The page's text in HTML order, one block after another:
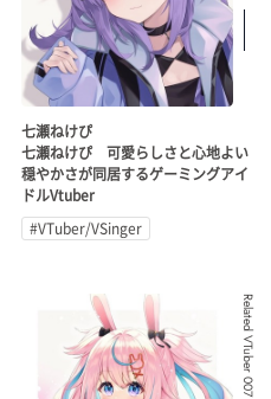
七瀬ねけぴ
七瀬ねけぴ 可愛らしさと心地よい
穏やかさが同居するゲーミングアイ
ドルVtuber
#VTuber/VSinger
Related VTuber 007